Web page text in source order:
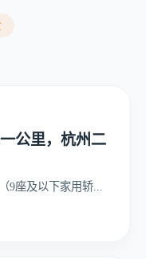
公里，杭州二
9座及以下家用轿...